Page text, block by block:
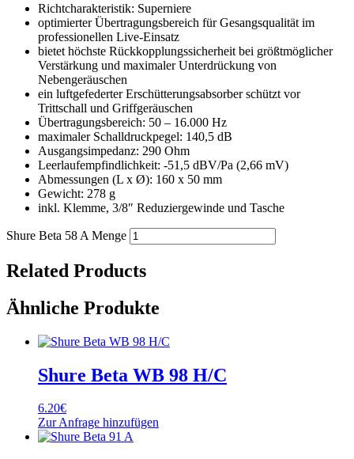
Richtcharakteristik: Superniere
optimierter Übertragungsbereich für Gesangsqualität im
professionellen Live-Einsatz
bietet höchste Rückkopplungssicherheit bei größtmöglicher
Verstärkung und maximaler Unterdrückung von
Nebengeräuschen
ein luftgefederter Erschütterungsabsorber schützt vor
Trittschall und Griffgeräuschen
Übertragungsbereich: 50 – 16.000 Hz
maximaler Schalldruckpegel: 140,5 dB
Ausgangsimpedanz: 290 Ohm
Leerlaufempfindlichkeit: -51,5 dBV/Pa (2,66 mV)
Abmessungen (L x Ø): 160 x 50 mm
Gewicht: 278 g
inkl. Klemme, 3/8″ Reduziergewinde und Tasche
Shure Beta 58 A Menge
Related Products
Ähnliche Produkte
Shure Beta WB 98 H/C
6.20€
Zur Anfrage hinzufügen